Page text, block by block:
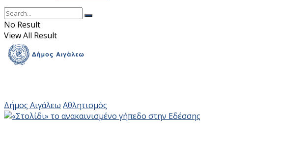
No Result
View All Result
Δήμος Αιγάλεω Αθλητισμός